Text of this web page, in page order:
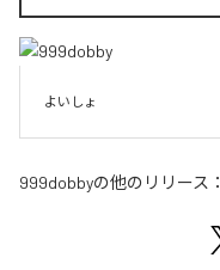
よいしょ
999dobbyの他のリリース：